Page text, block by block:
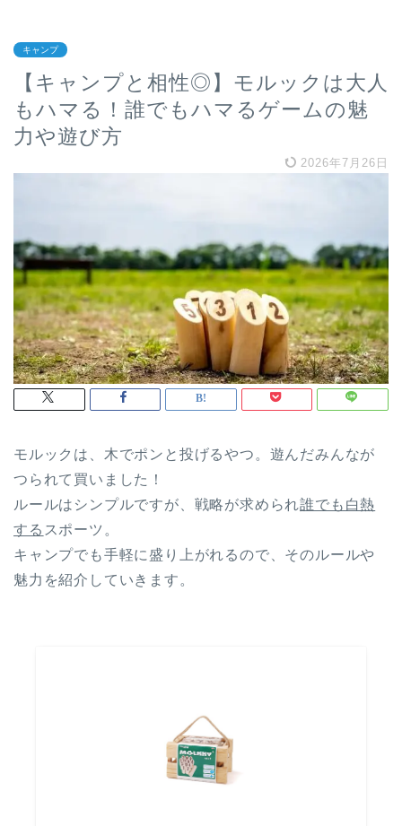
キャンプ
【キャンプと相性◎】モルックは大人
もハマる！誰でもハマるゲームの魅
力や遊び方
2026年7月26日
モルックは、木でポンと投げるやつ。遊んだみんなが
つられて買いました！
ルールはシンプルですが、戦略が求められ誰でも白熱
する スポーツ。
キャンプでも手軽に盛り上がれるので、そのルールや
魅力を紹介していきます。